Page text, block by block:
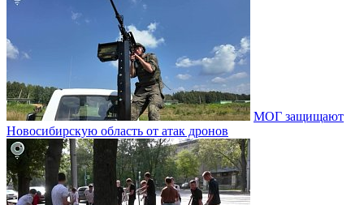
МОГ защищают
Новосибирскую область от атак дронов